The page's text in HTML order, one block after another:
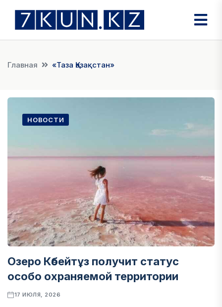
Главная «Таза Қазақстан»
НОВОСТИ
Озеро Көбейтұз получит статус
особо охраняемой территории
17 ИЮЛЯ, 2026